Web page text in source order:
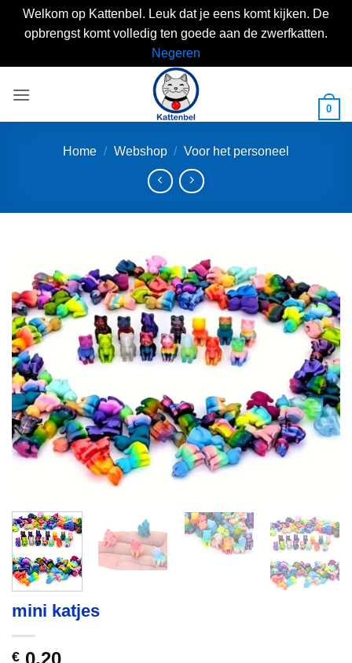
Welkom op Kattenbel. Leuk dat je eens komt kijken. De
opbrengst komt volledig ten goede aan de zwerfkatten.
Negeren
0
Home / Webshop / Voor het personeel
mini katjes
€ 0,20